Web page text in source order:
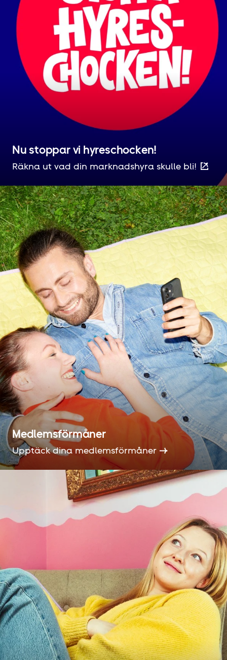
Nu stoppar vi hyreschocken!
Räkna ut vad din marknadshyra skulle bli!
Medlemsförmåner
Upptäck dina medlemsförmåner